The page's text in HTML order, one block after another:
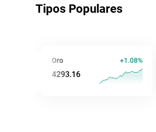
Tipos Populares
+1.08%
4293.12